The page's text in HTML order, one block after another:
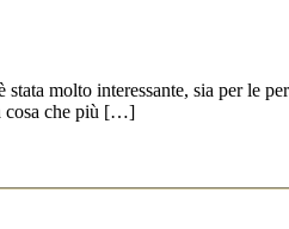
molto interessante, sia per le
cosa che più […]